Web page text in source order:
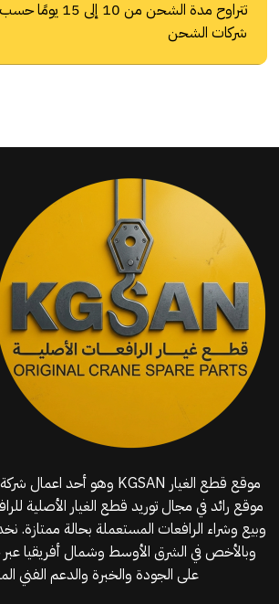
تتراوح مدة الشحن من
شركات الشحن
موقع رائد في مجال توريد قطع الغيار الأصلية
وبيع وشراء الرافعات المستعملة بحالة ممتازة.
وبالأخص في الشرق الأوسط وشمال أفريقيا
على الجودة والخبرة والدعم الفني